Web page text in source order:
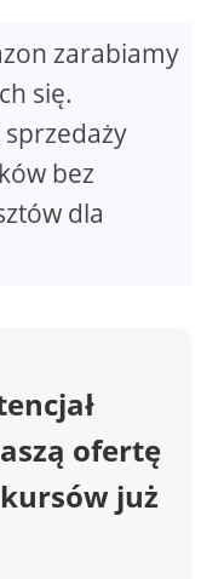
zarabiamy
się.
bez
dla
ofertę
już